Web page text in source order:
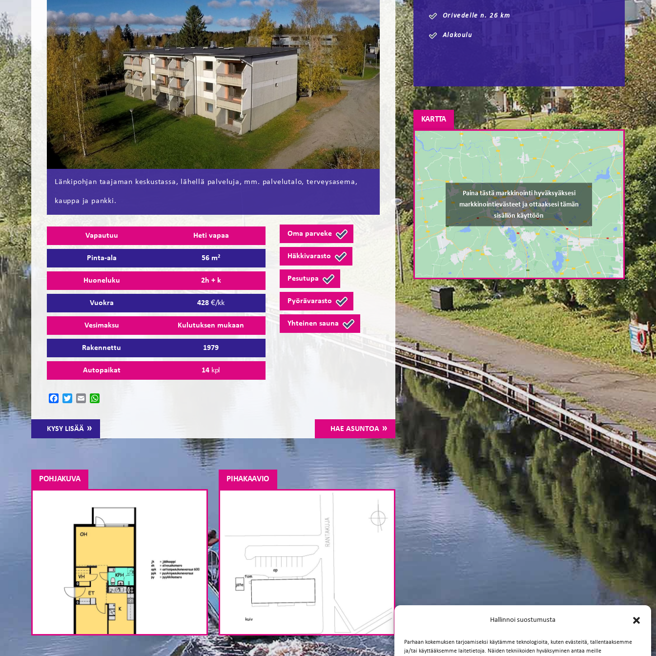
Hallinnoi suostumusta
Parhaan kokemuksen tarjoamiseksi käytämme teknologioita, kuten evästeitä, tallentaaksemme
ja/tai käyttääksemme laitetietoja. Näiden tekniikoiden hyväksyminen antaa meille
Länkipohjan taajaman keskustassa, lähellä palveluja, mm. palvelutalo, terveysasema,
kauppa ja pankki.
Vapautuu Heti vapaa
Pinta-ala 56 m²
Huoneluku 2h + k
Vuokra 428€/kk
Vesimaksu Kulutuksen mukaan
Rakennettu 1979
Autopaikat 14kpl
Oma parveke
Häkkivarasto
Pesutupa
Pyörävarasto
Yhteinen sauna
KYSY LISÄÄ HAE ASUNTOA
FacebookTwitterEmail
POHJAKUVA PIHAKAAVIO
Orivedelle n. 26 km
Alakoulu
KARTTA
Paina tästä markkinointi hyväksyäksesi
markkinointievästeet ja ottaaksesi tämän
sisällön käyttöön